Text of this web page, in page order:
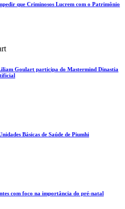
que Criminosos Lucrem com o Patrimônio
Goulart participa do Mastermind Dinastia
Básicas de Saúde de Piumhi
com foco na importância do pré-natal